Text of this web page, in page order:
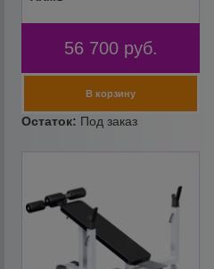
56 700 руб.